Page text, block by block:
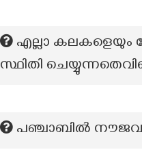
എല്ലാ കലകളെയും
സ്ഥിതി
പഞ്ചാബിൽ